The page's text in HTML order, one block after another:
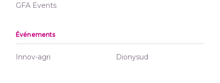
GFA Events
Événements
Innov-agri Dionysud